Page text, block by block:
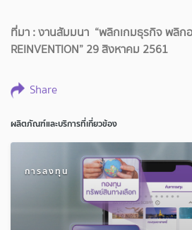
ที่มา : งานสัมมนา “พลิกเกมธุรกิจ พลิก
REINVENTION” 29 สิงหาคม 2561
Share
ผลิตภัณฑ์และบริการที่เกี่ยวข้อง
การลงทุน